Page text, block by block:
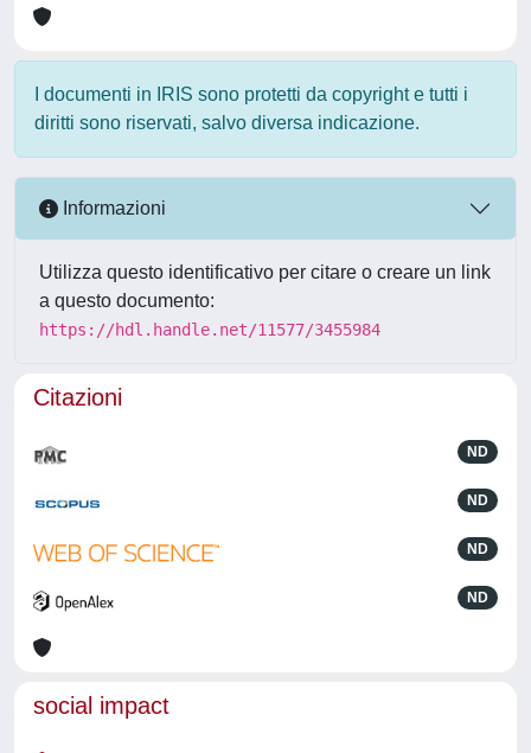
I documenti in IRIS sono protetti da copyright e tutti i
diritti sono riservati, salvo diversa indicazione.
Informazioni
Utilizza questo identificativo per citare o creare un link
a questo documento:
https://hdl.handle.net/11577/3455984
Citazioni
ND
ND
ND
ND
social impact